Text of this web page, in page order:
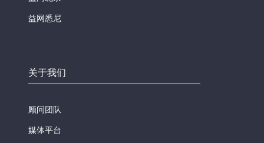
益网悉尼
关于我们
顾问团队
媒体平台